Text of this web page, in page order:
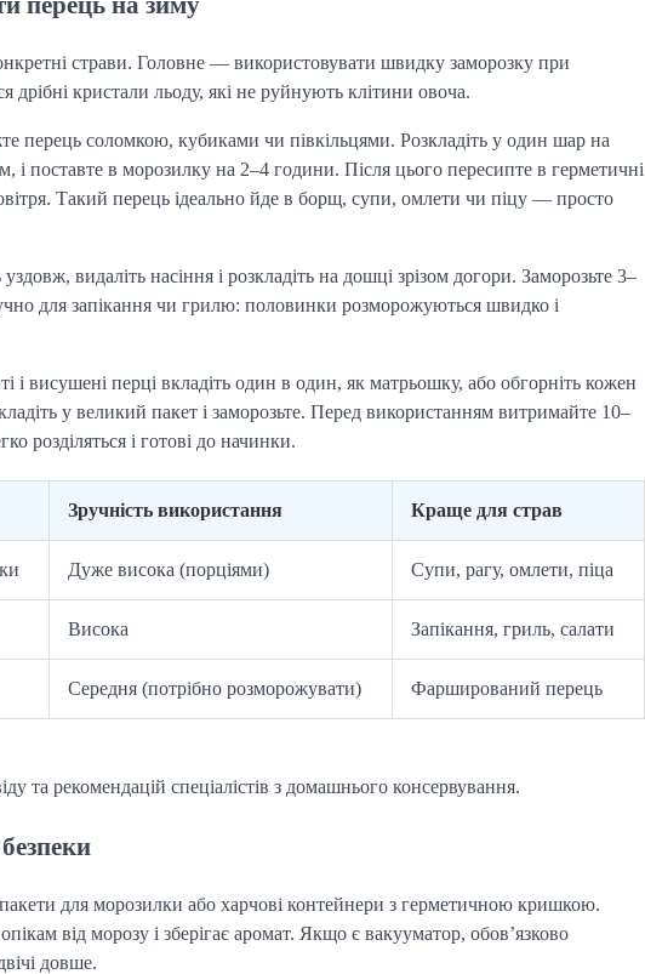
страви. Головне — використовувати швидку заморозку при
кристали льоду, які не руйнують клітини овоча.
соломкою, кубиками чи півкільцями. Розкладіть у один шар на
і поставте в морозилку на 2–4 години. Після цього пересипте в герметичні
Такий перець ідеально йде в борщ, супи, омлети чи піцу — просто
видаліть насіння і розкладіть на дошці зрізом догори. Заморозьте 3–
для запікання чи грилю: половинки розморожуються швидко і
висушені перці вкладіть один в один, як матрьошку, або обгорніть кожен
у великий пакет і заморозьте. Перед використанням витримайте 10–
розділяться і готові до начинки.
Зручність використання Краще для страв
Дуже висока (порціями) Супи, рагу, омлети, піца
Висока Запікання, гриль, салати
Середня (потрібно розморожувати) Фарширований перець
та рекомендацій спеціалістів з домашнього консервування.
пакети для морозилки або харчові контейнери з герметичною кришкою.
від морозу і зберігає аромат. Якщо є вакууматор, обов’язково
довше.